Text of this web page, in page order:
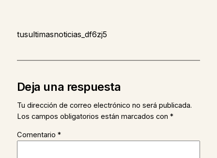
tusultimasnoticias_df6zj5
Deja una respuesta
Tu dirección de correo electrónico no será publicada.
Los campos obligatorios están marcados con *
Comentario *